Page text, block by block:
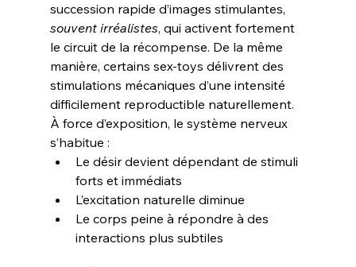
succession rapide d’images stimulantes,
souvent irréalistes, qui activent fortement
le circuit de la récompense. De la même
manière, certains sex-toys délivrent des
stimulations mécaniques d’une intensité
difficilement reproductible naturellement.
À force d’exposition, le système nerveux
s’habitue :
Le désir devient dépendant de stimuli
forts et immédiats
L’excitation naturelle diminue
Le corps peine à répondre à des
interactions plus subtiles